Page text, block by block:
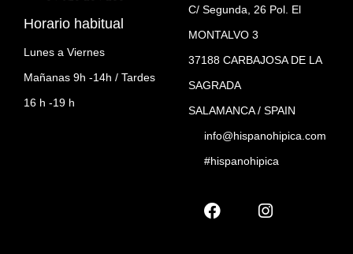
Horario habitual
Lunes a Viernes
Mañanas 9h -14h / Tardes
16 h -19 h
C/ Segunda, 26 Pol. El
MONTALVO 3
37188 CARBAJOSA DE LA
SAGRADA
SALAMANCA / SPAIN
info@hispanohipica.com
#hispanohipica